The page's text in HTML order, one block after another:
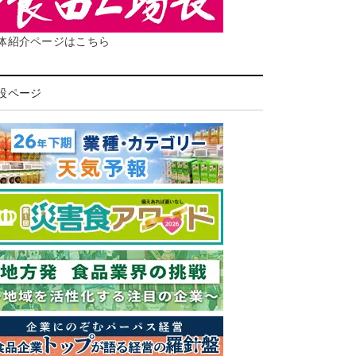
紹介ページはこちら
ページ